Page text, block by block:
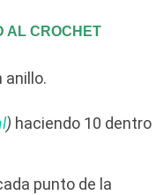
AL CROCHET
anillo.
) haciendo 10 dentro
punto de la